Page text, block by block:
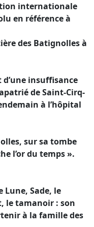
internationale
en référence à
des Batignolles à
d’une insuffisance
de Saint-Cirq-
à l’hôpital
sur sa tombe
l’or du temps ».
Sade, le
le tamanoir : son
à la famille des